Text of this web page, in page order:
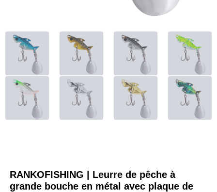
RANKOFISHING | Leurre de pêche à
grande bouche en métal avec plaque de